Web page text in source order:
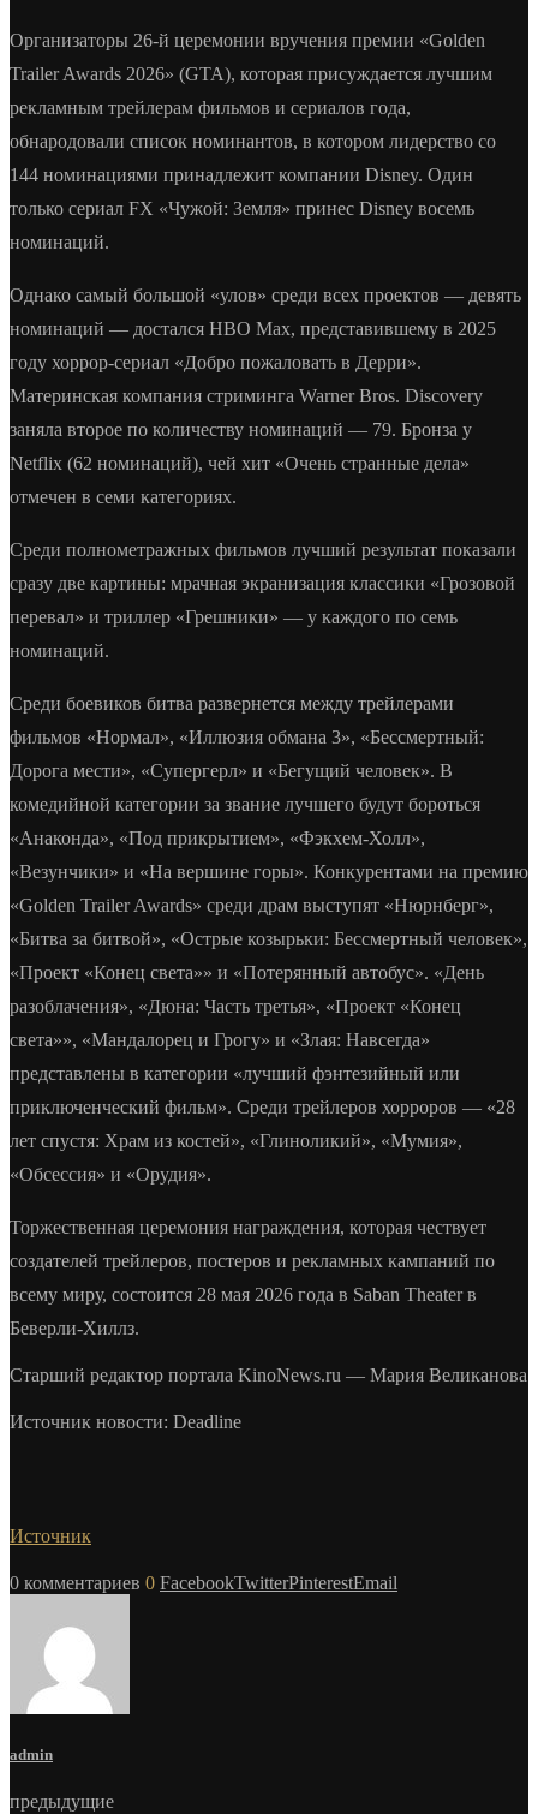
Организаторы 26-й церемонии вручения премии «Golden
Trailer Awards 2026» (GTA), которая присуждается лучшим
рекламным трейлерам фильмов и сериалов года,
обнародовали список номинантов, в котором лидерство со
144 номинациями принадлежит компании Disney. Один
только сериал FX «Чужой: Земля» принес Disney восемь
номинаций.
Однако самый большой «улов» среди всех проектов — девять
номинаций — достался HBO Max, представившему в 2025
году хоррор-сериал «Добро пожаловать в Дерри».
Материнская компания стриминга Warner Bros. Discovery
заняла второе по количеству номинаций — 79. Бронза у
Netflix (62 номинаций), чей хит «Очень странные дела»
отмечен в семи категориях.
Среди полнометражных фильмов лучший результат показали
сразу две картины: мрачная экранизация классики «Грозовой
перевал» и триллер «Грешники» — у каждого по семь
номинаций.
Среди боевиков битва развернется между трейлерами
фильмов «Нормал», «Иллюзия обмана 3», «Бессмертный:
Дорога мести», «Супергерл» и «Бегущий человек». В
комедийной категории за звание лучшего будут бороться
«Анаконда», «Под прикрытием», «Фэкхем-Холл»,
«Везунчики» и «На вершине горы». Конкурентами на премию
«Golden Trailer Awards» среди драм выступят «Нюрнберг»,
«Битва за битвой», «Острые козырьки: Бессмертный человек»,
«Проект «Конец света»» и «Потерянный автобус». «День
разоблачения», «Дюна: Часть третья», «Проект «Конец
света»», «Мандалорец и Грогу» и «Злая: Навсегда»
представлены в категории «лучший фэнтезийный или
приключенческий фильм». Среди трейлеров хорроров — «28
лет спустя: Храм из костей», «Глиноликий», «Мумия»,
«Обсессия» и «Орудия».
Торжественная церемония награждения, которая чествует
создателей трейлеров, постеров и рекламных кампаний по
всему миру, состоится 28 мая 2026 года в Saban Theater в
Беверли-Хиллз.
Старший редактор портала KinoNews.ru — Мария Великанова
Источник новости: Deadline
Источник
0 комментариев 0 FacebookTwitterPinterestEmail
admin
предыдущие